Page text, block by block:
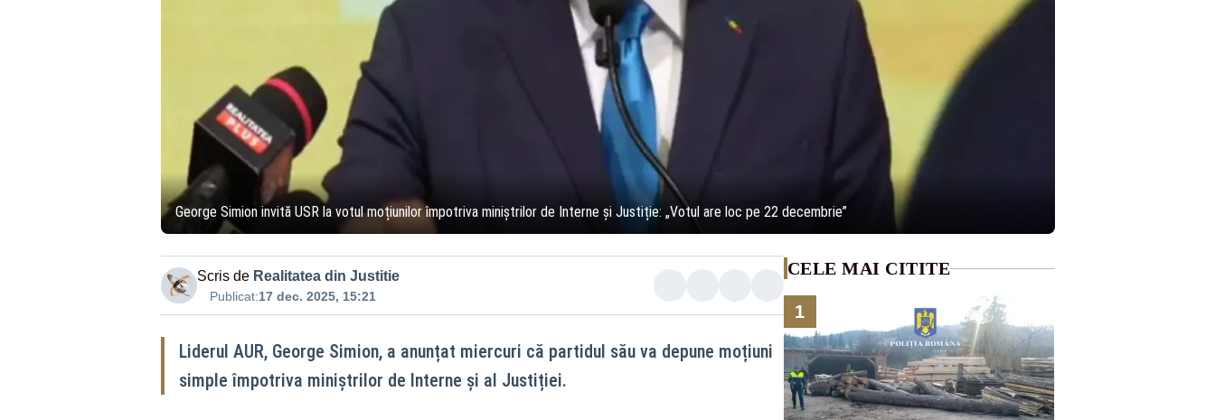
George Simion invită USR la votul moțiunilor împotriva miniștrilor de Interne și Justiție: „Votul are loc pe 22 decembrie”
Scris de Realitatea din Justitie
Publicat:17 dec. 2025, 15:21
Liderul AUR, George Simion, a anunțat miercuri că partidul său va depune moțiuni
simple împotriva miniștrilor de Interne și al Justiției.
CELE MAI CITITE
1